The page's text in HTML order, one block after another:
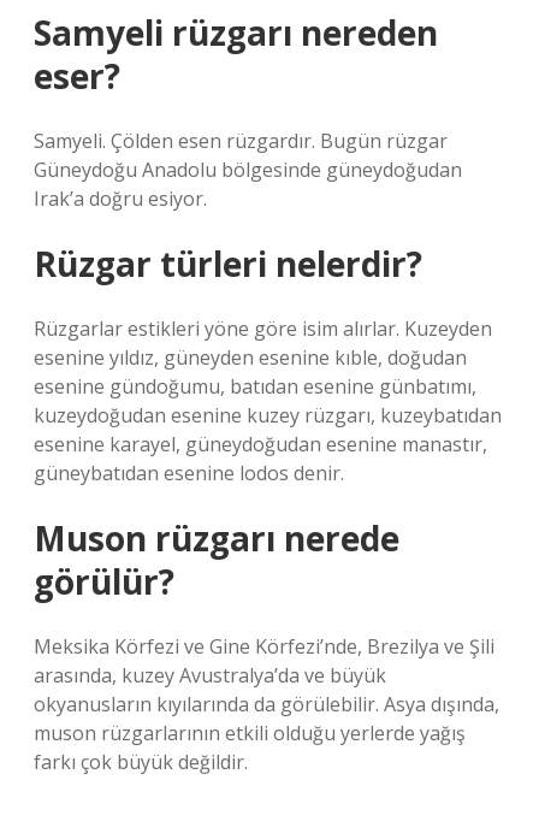
Samyeli rüzgarı nereden
eser?
Samyeli. Çölden esen rüzgardır. Bugün rüzgar
Güneydoğu Anadolu bölgesinde güneydoğudan
Irak’a doğru esiyor.
Rüzgar türleri nelerdir?
Rüzgarlar estikleri yöne göre isim alırlar. Kuzeyden
esenine yıldız, güneyden esenine kıble, doğudan
esenine gündoğumu, batıdan esenine günbatımı,
kuzeydoğudan esenine kuzey rüzgarı, kuzeybatıdan
esenine karayel, güneydoğudan esenine manastır,
güneybatıdan esenine lodos denir.
Muson rüzgarı nerede
görülür?
Meksika Körfezi ve Gine Körfezi’nde, Brezilya ve Şili
arasında, kuzey Avustralya’da ve büyük
okyanusların kıyılarında da görülebilir. Asya dışında,
muson rüzgarlarının etkili olduğu yerlerde yağış
farkı çok büyük değildir.